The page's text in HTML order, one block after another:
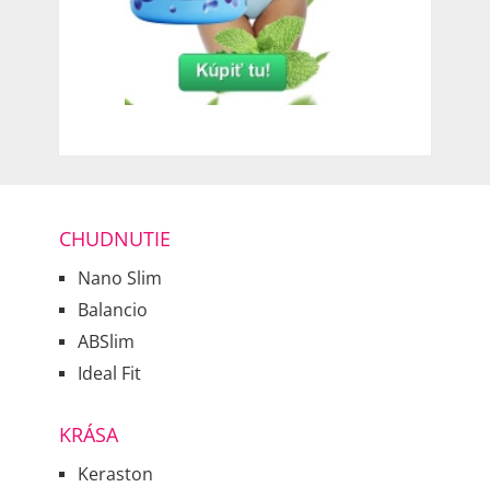
CHUDNUTIE
Nano Slim
Balancio
ABSlim
Ideal Fit
KRÁSA
Keraston